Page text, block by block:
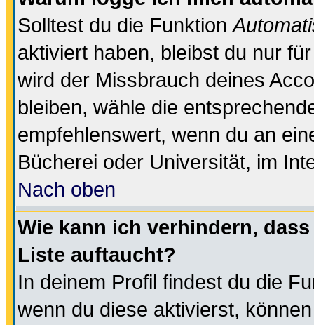
Solltest du die Funktion
aktiviert haben, bleibst du nur
wird der Missbrauch deines
bleiben, wähle die
empfehlenswert, wenn du an
Bücherei oder Universität, im
Nach oben
Wie kann ich verhindern,
Liste auftaucht?
In deinem Profil findest du die
wenn du diese aktivierst,